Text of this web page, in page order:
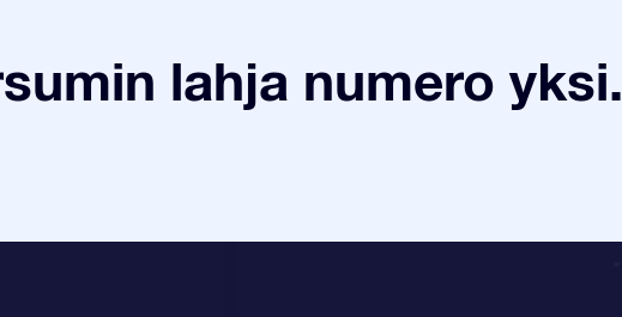
lahja numero yksi.